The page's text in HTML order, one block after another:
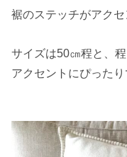
裾のステッチがアクセ
サイズは50㎝程と、
アクセントにぴったり